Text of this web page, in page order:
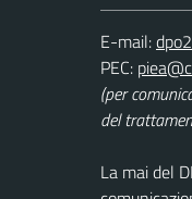
E-mail:
PEC:
(per
del
La mai del